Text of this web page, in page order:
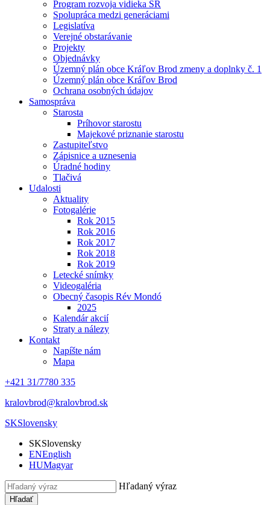
Program rozvoja vidieka SR
Spolupráca medzi generáciami
Legislatíva
Verejné obstarávanie
Projekty
Objednávky
Územný plán obce Kráľov Brod zmeny a doplnky č. 1
Územný plán obce Kráľov Brod
Ochrana osobných údajov
Samospráva
Starosta
Príhovor starostu
Majekové priznanie starostu
Zastupiteľstvo
Zápisnice a uznesenia
Úradné hodiny
Tlačivá
Udalosti
Aktuality
Fotogalérie
Rok 2015
Rok 2016
Rok 2017
Rok 2018
Rok 2019
Letecké snímky
Videogaléria
Obecný časopis Rév Mondó
2025
Kalendár akcií
Straty a nálezy
Kontakt
Napíšte nám
Mapa
+421 31/7780 335
kralovbrod@kralovbrod.sk
SKSlovensky
SKSlovensky
ENEnglish
HUMagyar
Hľadaný výraz
Hľadať